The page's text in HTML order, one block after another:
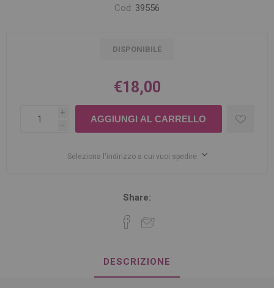
Cod: 39556
DISPONIBILE
€18,00
i
h
Seleziona l'indirizzo a cui vuoi spedire
Share:
DESCRIZIONE